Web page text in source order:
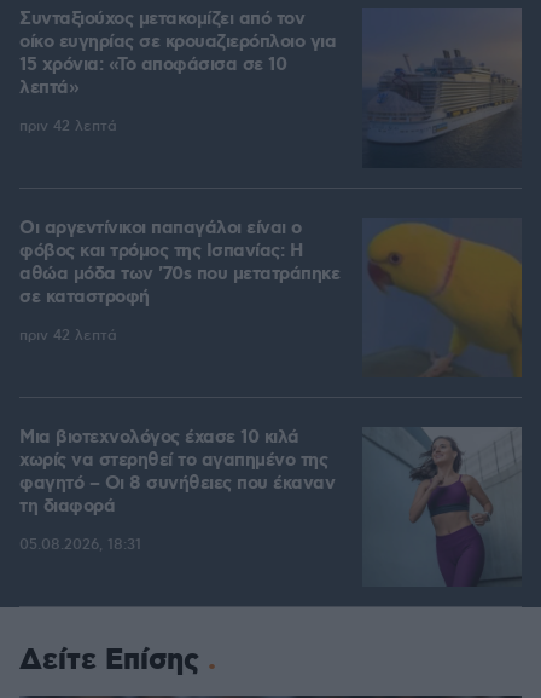
Συνταξιούχος μετακομίζει από τον
οίκο ευγηρίας σε κρουαζιερόπλοιο για
15 χρόνια: «Το αποφάσισα σε 10
λεπτά»
πριν 42 λεπτά
Οι αργεντίνικοι παπαγάλοι είναι ο
φόβος και τρόμος της Ισπανίας: Η
αθώα μόδα των '70s που μετατράπηκε
σε καταστροφή
πριν 42 λεπτά
Μια βιοτεχνολόγος έχασε 10 κιλά
χωρίς να στερηθεί το αγαπημένο της
φαγητό – Οι 8 συνήθειες που έκαναν
τη διαφορά
05.08.2026, 18:31
Δείτε Επίσης